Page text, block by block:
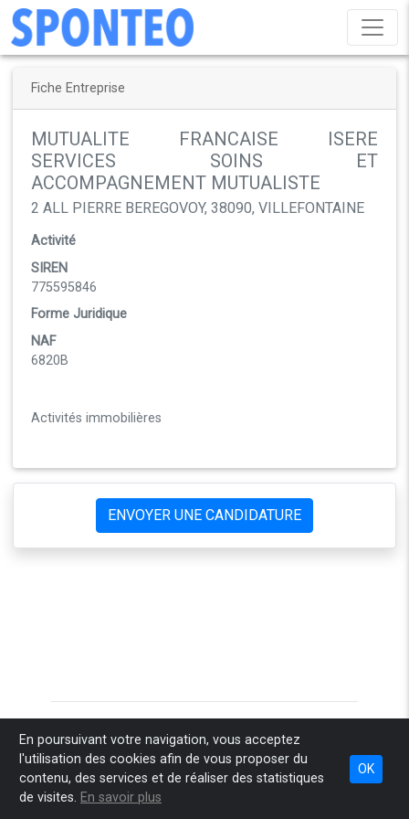
Combien ça coûte Nos engagements Espace recruteur
Espace conseil Contact
Fiche Entreprise
MUTUALITE FRANCAISE ISERE
SERVICES SOINS ET
ACCOMPAGNEMENT MUTUALISTE
2 ALL PIERRE BEREGOVOY, 38090, VILLEFONTAINE
Activité
SIREN
775595846
Forme Juridique
NAF
6820B
Activités immobilières
ENVOYER UNE CANDIDATURE
En poursuivant votre navigation, vous acceptez
l'utilisation des cookies afin de vous proposer du
contenu, des services et de réaliser des statistiques
de visites. En savoir plus
OK